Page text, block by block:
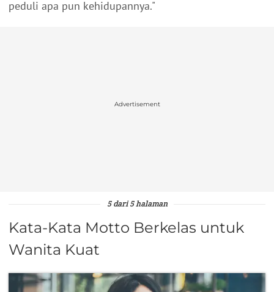
peduli apa pun kehidupannya."
Advertisement
5 dari 5 halaman
Kata-Kata Motto Berkelas untuk
Wanita Kuat